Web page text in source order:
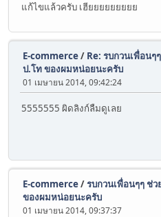
แก้ไขแล้วครับ เฮียยยยยยยยย
E-commerce/ Re: รบกวนเพื่อน
ป.โท ของผมหน่อยนะครับ
01 เมษายน 2014, 09:42:24
5555555 ผิดลิงก์ลืมดูเลย
E-commerce/รบกวนเพื่อนๆๆ ช่
ของผมหน่อยนะครับ
01 เมษายน 2014, 09:37:37